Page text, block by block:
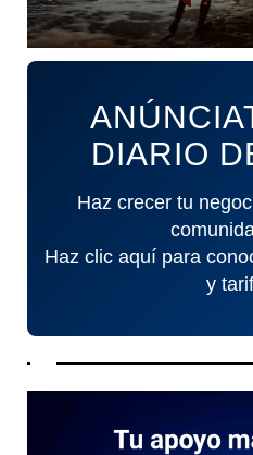
DIARIO
Haz crecer tu
Haz clic aquí para
y